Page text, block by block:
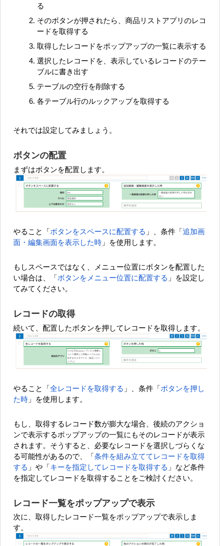
る
そのボタンが押されたら、商品リストアプリのレコ
ードを取得する
取得したレコードをポップアップの一覧に表示する
選択したレコードを、表示しているレコードのテー
ブルに書き出す
テーブルの空行を削除する
各テーブル行のルックアップを取得する
それでは設定してみましょう。
ボタンの配置
まずはボタンを配置します。
やること「 ボタンをスペースに配置する 」、条件「 追加画
面・編集画面を表示した時 」を使用します。
もしスペースではなく、メニュー位置にボタンを配置した
い場合は、「 ボタンをメニュー位置に配置する 」を設定し
てみてください。
レコードの取得
続いて、配置したボタンを押してレコードを取得します。
やること「 全レコードを取得する 」、条件「 ボタンを押し
た時 」を使用します。
もし、取得するレコード数が膨大な場合、後続のアクショ
ンで表示するポップアップの一覧にもそのレコードが表示
されます。そうすると、必要なレコードを選択しづらくな
る可能性があるので、「 条件を組み立ててレコードを取得
する 」や「 キーを指定してレコードを取得する 」など条件
を指定してレコードを取得することをご検討ください。
レコード一覧をポップアップで表示
次に、取得したレコード一覧をポップアップで表示しま
す。